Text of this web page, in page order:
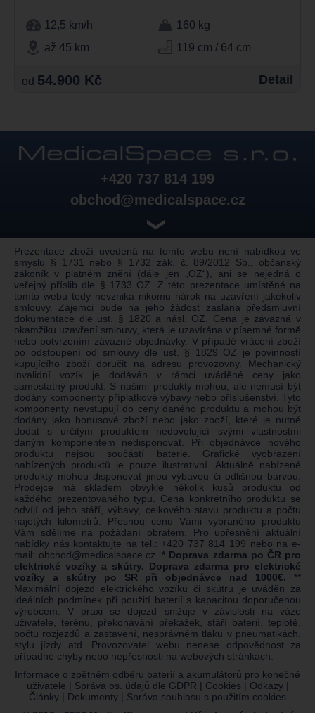
12,5 km/h
160 kg
až 45 km
119 cm / 64 cm
od 54.900 Kč Detail
+420 737 814 199
obchod@medicalspace.cz
❯
Prezentace zboží uvedená na tomto webu není nabídkou ve
smyslu § 1731 nebo § 1732 zák. č. 89/2012 Sb., občanský
zákoník v platném znění (dále jen „OZ“), ani se nejedná o
veřejný příslib dle § 1733 OZ. Z této prezentace umístěné na
tomto webu tedy nevzniká nikomu nárok na uzavření jakékoliv
smlouvy. Zájemci bude na jeho žádost zaslána předsmluvní
dokumentace dle ust. § 1820 a násl. OZ. Cena je závazná v
okamžiku uzavření smlouvy, která je uzavírána v písemné formě
nebo potvrzením závazné objednávky. V případě vrácení zboží
po odstoupení od smlouvy dle ust. § 1829 OZ je povinností
kupujícího zboží doručit na adresu provozovny. Mechanický
invalidní vozík je dodáván v rámci uváděné ceny jako
samostatný produkt. S našimi produkty mohou, ale nemusí být
dodány komponenty příplatkové výbavy nebo příslušenství. Tyto
komponenty nevstupují do ceny daného produktu a mohou být
dodány jako bonusové zboží nebo jako zboží, které je nutné
dodat s určitým produktem nedovolující svými vlastnostmi
daným komponentem nedisponovat. Při objednávce nového
produktu nejsou součástí baterie. Grafické vyobrazení
nabízených produktů je pouze ilustrativní. Aktuálně nabízené
produkty mohou disponovat jinou výbavou či odlišnou barvou.
Prodejce má skladem obvykle několik kusů produktu od
každého prezentovaného typu. Cena konkrétního produktu se
odvíjí od jeho stáří, výbavy, celkového stavu produktu a počtu
najetých kilometrů. Přesnou cenu Vámi vybraného produktu
Vám sdělíme na požádání obratem. Pro upřesnění aktuální
nabídky nás kontaktujte na tel.: +420 737 814 199 nebo na e-
mail: obchod@medicalspace.cz
* Doprava zdarma po ČR pro
elektrické vozíky a skútry. Doprava zdarma pro elektrické
vozíky a skútry po SR při objednávce nad 1000€. **
Maximální dojezd elektrického vozíku či skútru je uváděn za
ideálních podmínek při použití baterií s kapacitou doporučenou
výrobcem. V praxi se dojezd snižuje v závislosti na váze
uživatele, terénu, překonávání překážek, stáří baterií, teplotě,
počtu rozjezdů a zastavení, nesprávném tlaku v pneumatikách,
stylu jízdy atd. Provozovatel webu nenese odpovědnost za
případné chyby nebo nepřesnosti na webových stránkách.
Informace o zpětném odběru baterií a akumulátorů pro konečné
uživatele | Správa os. údajů dle GDPR | Cookies | Odkazy|
Články | Dokumenty | Správa souhlasu s použitím cookies